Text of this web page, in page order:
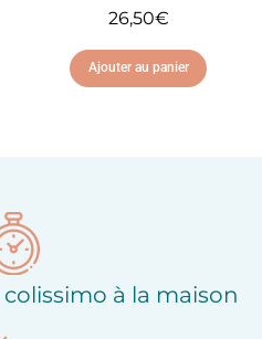
26,50€
Ajouter au panier
à la maison